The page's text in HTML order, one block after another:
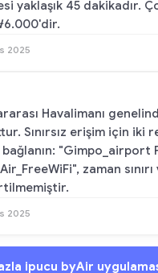
yaklaşık 45 dakikadır.
2025
Havalimanı
Sınırsız erişim için iki
"Gimpo_airport
zaman sınırı
2025
ipucu byAir